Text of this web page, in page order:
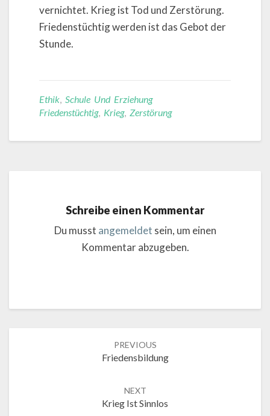
vernichtet. Krieg ist Tod und Zerstörung.
Friedenstüchtig werden ist das Gebot der
Stunde.
Ethik Schule Und Erziehung
Friedenstüchtig, Krieg, Zerstörung
Schreibe einen Kommentar
Du musst angemeldet sein, um einen
Kommentar abzugeben.
PREVIOUS
Friedensbildung
NEXT
Krieg Ist Sinnlos